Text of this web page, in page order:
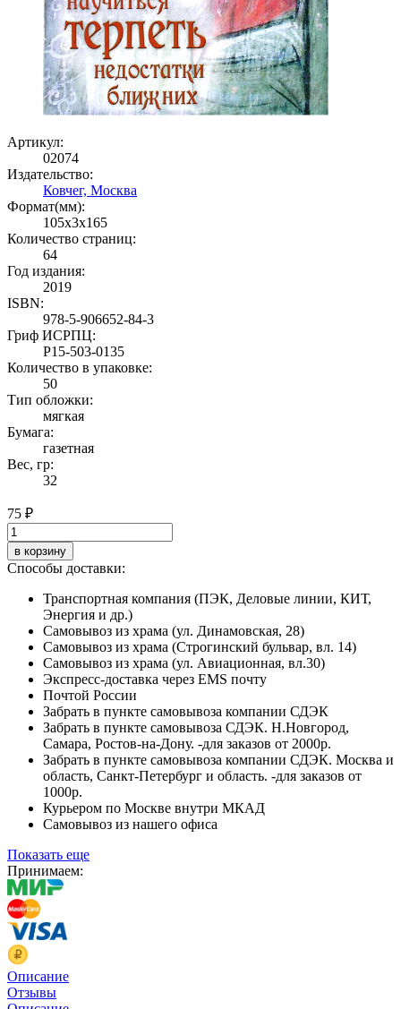
Артикул:
02074
Издательство:
Ковчег, Москва
Формат(мм):
105x3x165
Количество страниц:
64
Год издания:
2019
ISBN:
978-5-906652-84-3
Гриф ИСРПЦ:
Р15-503-0135
Количество в упаковке:
50
Тип обложки:
мягкая
Бумага:
газетная
Вес, гр:
32
75 ₽
в корзину
Способы доставки:
Транспортная компания (ПЭК, Деловые линии, КИТ,
Энергия и др.)
Самовывоз из храма (ул. Динамовская, 28)
Самовывоз из храма (Строгинский бульвар, вл. 14)
Самовывоз из храма (ул. Авиационная, вл.30)
Экспресс-доставка через EMS почту
Почтой России
Забрать в пункте самовывоза компании СДЭК
Забрать в пункте самовывоза СДЭК. Н.Новгород,
Самара, Ростов-на-Дону. -для заказов от 2000р.
Забрать в пункте самовывоза компании СДЭК. Москва и
область, Санкт-Петербург и область. -для заказов от
1000р.
Курьером по Москве внутри МКАД
Самовывоз из нашего офиса
Показать еще
Принимаем:
Описание
Отзывы